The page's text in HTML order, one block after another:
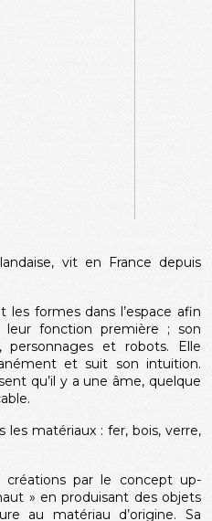
vit en France depuis
formes dans l’espace afin
fonction première ; son
personnages et robots. Elle
et suit son intuition.
qu’il y a une âme, quelque
les matériaux : fer, bois, verre,
créations par le concept up-
» en produisant des objets
au matériau d’origine. Sa